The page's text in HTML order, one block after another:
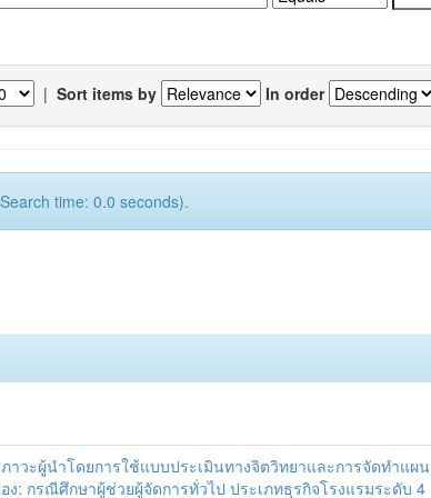
| Sort items by In order
time: 0.0 seconds).
าวะผู้นำโดยการใช้แบบประเมินทางจิตวิทยาและการจัดทำแผน
: กรณีศึกษาผู้ช่วยผู้จัดการทั่วไป ประเภทธุรกิจโรงแรมระดับ 4